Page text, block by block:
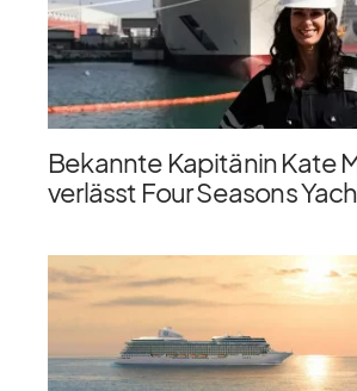
Bekannte Kapitänin Kate
verlässt Four Seasons